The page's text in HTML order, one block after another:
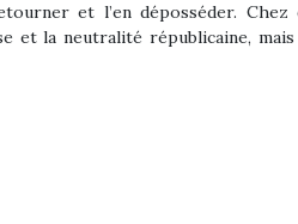
et l’en déposséder. Chez
et la neutralité républicaine,